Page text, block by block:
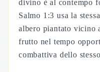
divino è al contempo
Salmo 1:3 usa la
albero piantato vicino
frutto nel tempo
combattiva dello